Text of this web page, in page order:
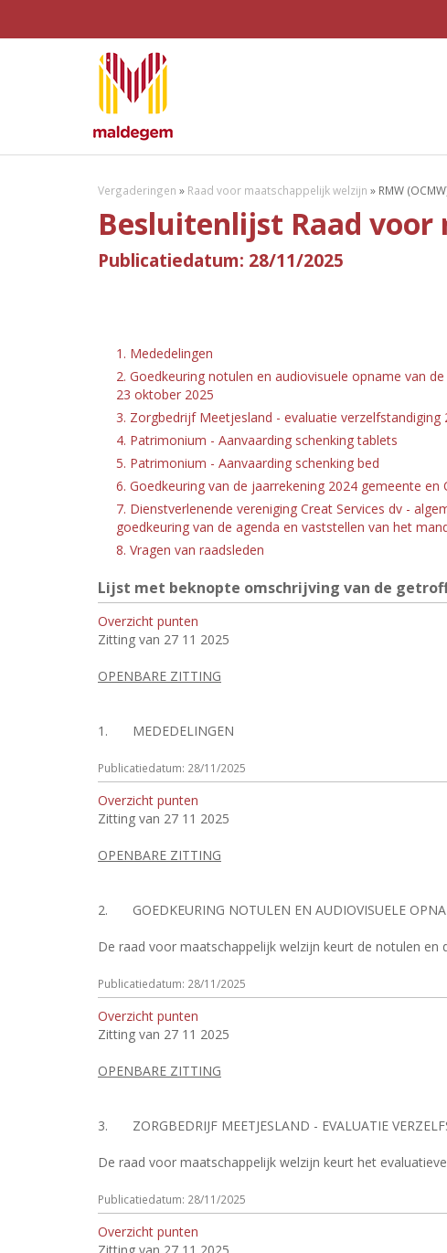
Vergaderingen » Raad voor maatschappelijk welzijn » RMW
Besluitenlijst Raad voor
Publicatiedatum: 28/11/2025
1. Mededelingen
2. Goedkeuring notulen en audiovisuele opname van
23 oktober 2025
3. Zorgbedrijf Meetjesland - evaluatie verzelfstandiging
4. Patrimonium - Aanvaarding schenking tablets
5. Patrimonium - Aanvaarding schenking bed
6. Goedkeuring van de jaarrekening 2024 gemeente
7. Dienstverlenende vereniging Creat Services dv -
goedkeuring van de agenda en vaststellen van het
8. Vragen van raadsleden
Lijst met beknopte omschrijving van de
Overzicht punten
Zitting van 27 11 2025
OPENBARE ZITTING
1. MEDEDELINGEN
Publicatiedatum: 28/11/2025
Overzicht punten
Zitting van 27 11 2025
OPENBARE ZITTING
2. GOEDKEURING NOTULEN EN AUDIOVISUELE
De raad voor maatschappelijk welzijn keurt de notulen
Publicatiedatum: 28/11/2025
Overzicht punten
Zitting van 27 11 2025
OPENBARE ZITTING
3. ZORGBEDRIJF MEETJESLAND - EVALUATIE
De raad voor maatschappelijk welzijn keurt het
Publicatiedatum: 28/11/2025
Overzicht punten